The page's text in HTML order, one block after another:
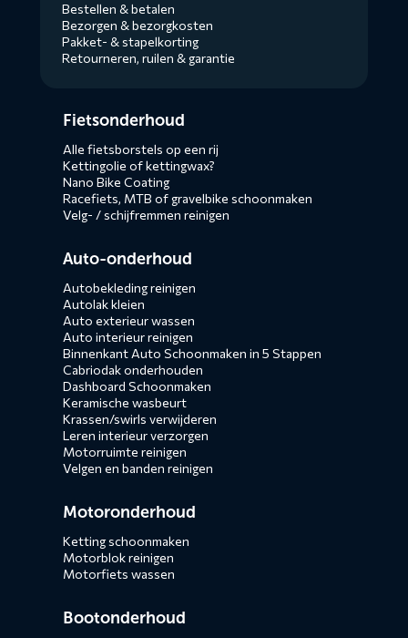
Bestellen & betalen
Bezorgen & bezorgkosten
Pakket- & stapelkorting
Retourneren, ruilen & garantie
menusFietsonderhoud
Alle fietsborstels op een rij
Kettingolie of kettingwax?
Nano Bike Coating
Racefiets, MTB of gravelbike schoonmaken
Velg- / schijfremmen reinigen
Auto-onderhoud
Autobekleding reinigen
Autolak kleien
Auto exterieur wassen
Auto interieur reinigen
Binnenkant Auto Schoonmaken in 5 Stappen
Cabriodak onderhouden
Dashboard Schoonmaken
Keramische wasbeurt
Krassen/swirls verwijderen
Leren interieur verzorgen
Motorruimte reinigen
Velgen en banden reinigen
Motoronderhoud
Ketting schoonmaken
Motorblok reinigen
Motorfiets wassen
Bootonderhoud